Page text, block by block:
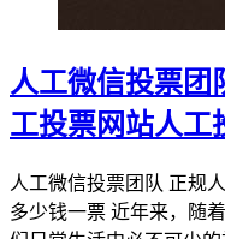
人工微信投票团
工投票网站人工
人工微信投票团队 正规
多少钱一票 近年来，随